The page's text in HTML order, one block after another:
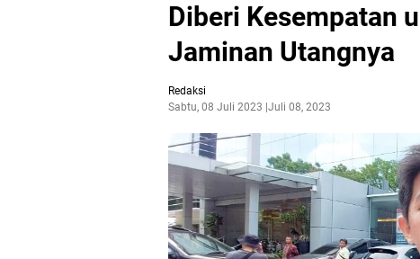
Diberi Kesempatan
Jaminan Utangnya
Redaksi
Sabtu, 08 Juli 2023 Juli 08, 2023